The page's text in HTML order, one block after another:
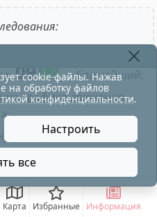
Карта Избранные Информация
09 12 - ближайший;
графика движения.
отправления
маршрута;
ул.М. Горького
cookie-файлы. Нажав
на обработку файлов
конфиденциальности.
Настроить
все